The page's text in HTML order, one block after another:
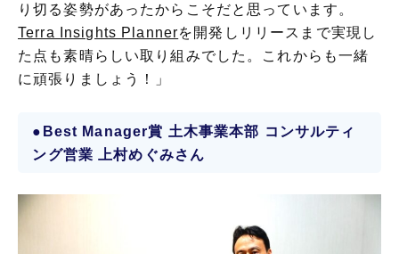
り切る姿勢があったからこそだと思っています。
Terra Insights Plannerを開発しリリースまで実現し
た点も素晴らしい取り組みでした。これからも一緒
に頑張りましょう！」
●Best Manager賞 土木事業本部 コンサルティ
ング営業 上村めぐみさん